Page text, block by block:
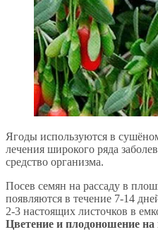
Ягоды используются в
лечения широкого ряда
средство организма.
Посев семян на рассаду в
появляются в течение 7-14
2-3 настоящих листочков в
Цветение и плодоношение на